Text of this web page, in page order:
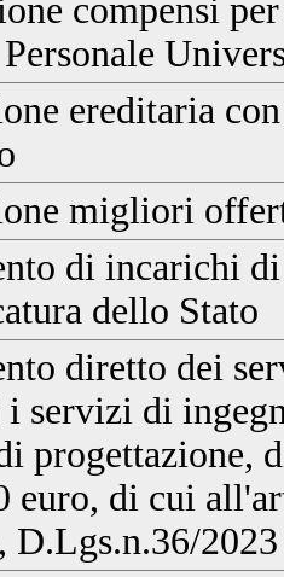
compensi
ereditaria
migliori
di incarichi
dello Stato
diretto dei
i servizi di
progettazione,
euro, di cui
D.Lgs.n.36/2023